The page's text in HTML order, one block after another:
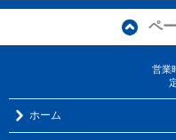
ペ
営業
ホーム